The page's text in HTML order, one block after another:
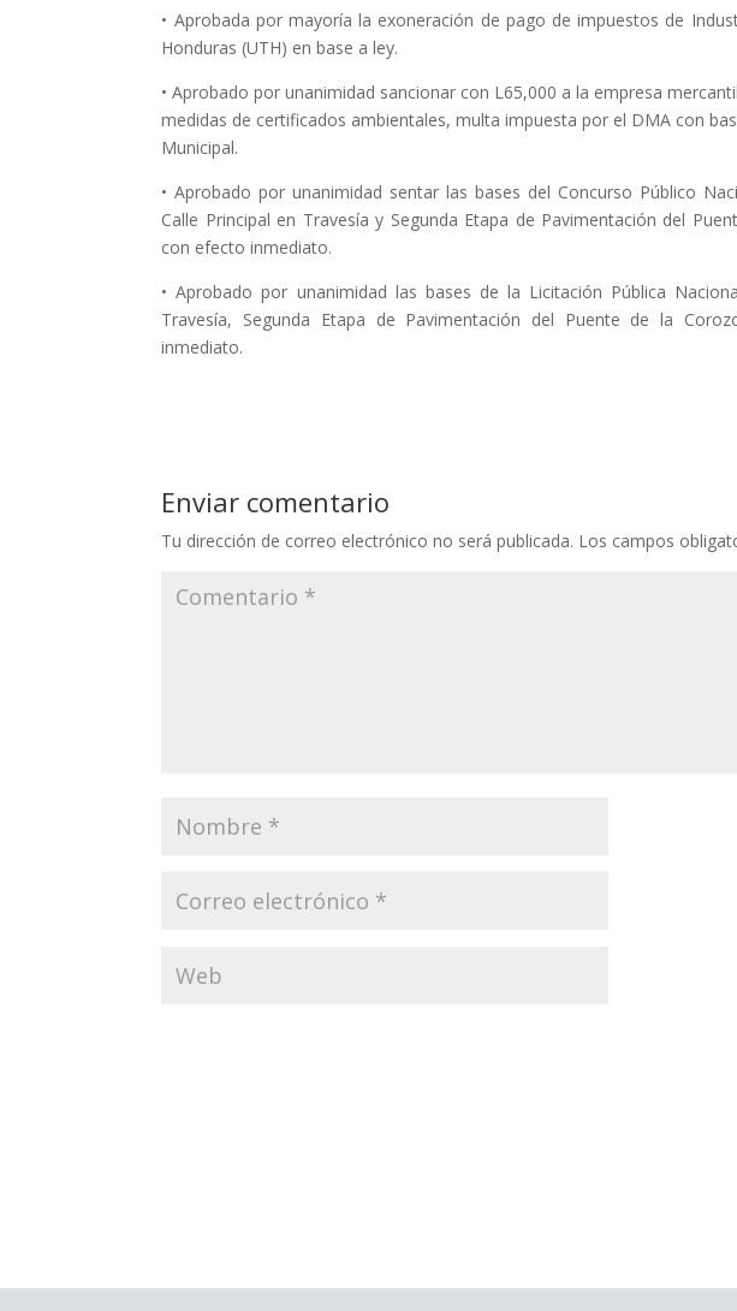
• Aprobada por mayoría la exoneración de pago de impuestos de
Honduras (UTH) en base a ley.
• Aprobado por unanimidad sancionar con L65,000 a la empresa
medidas de certificados ambientales, multa impuesta por el DMA con
Municipal.
• Aprobado por unanimidad sentar las bases del Concurso Público
Calle Principal en Travesía y Segunda Etapa de Pavimentación del
con efecto inmediato.
• Aprobado por unanimidad las bases de la Licitación Pública
Travesía, Segunda Etapa de Pavimentación del Puente de la
inmediato.
Enviar comentario
Tu dirección de correo electrónico no será publicada. Los campos